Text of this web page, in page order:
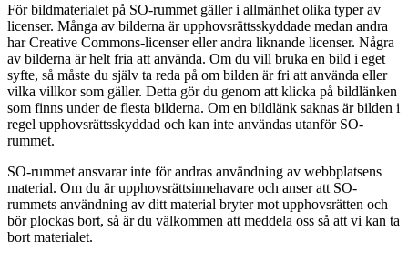
För bildmaterialet på SO-rummet gäller i allmänhet olika typer av
licenser. Många av bilderna är upphovsrättsskyddade medan andra
har Creative Commons-licenser eller andra liknande licenser. Några
av bilderna är helt fria att använda. Om du vill bruka en bild i eget
syfte, så måste du själv ta reda på om bilden är fri att använda eller
vilka villkor som gäller. Detta gör du genom att klicka på bildlänken
som finns under de flesta bilderna. Om en bildlänk saknas är bilden i
regel upphovsrättsskyddad och kan inte användas utanför SO-
rummet.
SO-rummet ansvarar inte för andras användning av webbplatsens
material. Om du är upphovsrättsinnehavare och anser att SO-
rummets användning av ditt material bryter mot upphovsrätten och
bör plockas bort, så är du välkommen att meddela oss så att vi kan ta
bort materialet.